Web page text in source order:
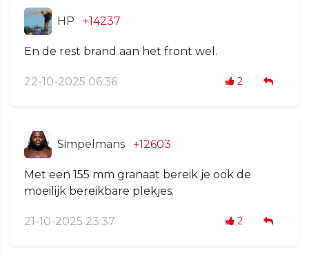
HP +14237
En de rest brand aan het front wel.
22-10-2025 06:36 2
Simpelmans +12603
Met een 155 mm granaat bereik je ook de
moeilijk bereikbare plekjes.
21-10-2025 23:37 2